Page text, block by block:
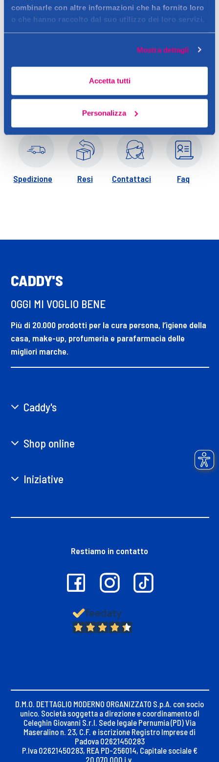
combinarle con altre informazioni che ha fornito loro
o che hanno raccolto dal suo utilizzo dei loro servizi.
Mostra dettagli
Accetta tutti
Personalizza
nascondere le imperfezioni e Caffeina per lottare contro le
occhiaie. Ideale per correggere le imperfezioni e i segni di
stanchezza. Perfetto per ogni colorito della pelle.
Ingredienti
ppg -14 / 14 dimethicone, ethylhexylhydroxystearate,
magnesium sulfate, talc, phenoxyethanol, nylon-12, disodium
stearoyl glutamate, dimethicone, caprylylglycol,
caffeinesteareth-20, aluminum hydroxide, chlorhexidine
77891 / titanium dioxide, ci 77491, ci 77492, ci 77499 / iron
oxides, ci77163 / bismuth oxychloride (f.i.l. b205614/1). *Questo
elenco degli ingredienti è soggetto a modifiche: per la
del prodotto.
tenere fuori dalla portata dei bambini
Spedizione Resi Contattaci Faq
CADDY'S
OGGI MI VOGLIO BENE
Più di 20.000 prodotti per la cura persona, l’igiene della
casa, make-up, profumeria e parafarmacia delle
migliori marche.
Caddy's
Shop online
Iniziative
Restiamo in contatto
D.M.O. DETTAGLIO MODERNO ORGANIZZATO S.p.A. con socio
unico. Società soggetta a direzione e coordinamento di
Celeghin Giovanni S.r.l. Sede legale Pernumia (PD) Via
Maseralino n. 23, C.F. e iscrizione Registro Imprese di
Padova 02621450283
P.Iva 02621450283, REA PD-256014, Capitale sociale €
20.070.000 i.v.